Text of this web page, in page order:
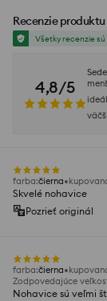
Recenzie produktu
Všetky recenzie
4,8/5
farba:čierna
Skvelé nohavice
Pozrieť originál
farba:čierna
Zodpovedajúce
Nohavice sú veľmi